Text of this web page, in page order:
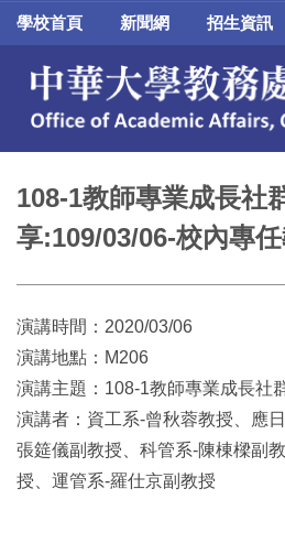
跳
區
學校首頁 新聞網 招生資訊
108-1教師專業成長社
享:109/03/06-校內專
演講時間：2020/03/06
演講地點：M206
演講主題：108-1教師專業成長社
演講者：資工系-曾秋蓉教授、應
張筵儀副教授、科管系-陳棟樑副
授、運管系-羅仕京副教授